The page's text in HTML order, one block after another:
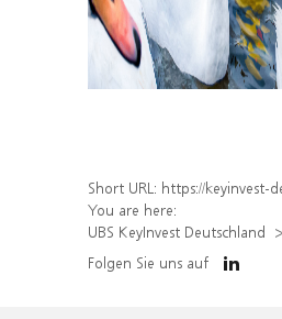
Short URL: https://keyinvest-de.ubs.com/
You are here:
UBS KeyInvest Deutschland
Folgen Sie uns auf